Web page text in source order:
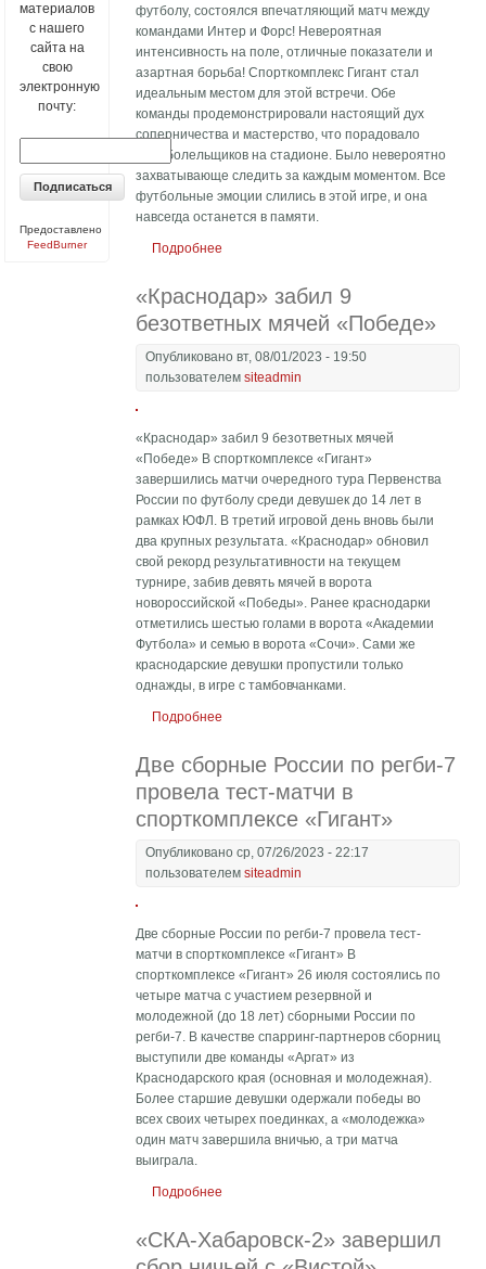
футболу, состоялся впечатляющий матч между
командами Интер и Форс! Невероятная
интенсивность на поле, отличные показатели и
азартная борьба! Спорткомплекс Гигант стал
идеальным местом для этой встречи. Обе
команды продемонстрировали настоящий дух
соперничества и мастерство, что порадовало
всех болельщиков на стадионе. Было невероятно
захватывающе следить за каждым моментом. Все
футбольные эмоции слились в этой игре, и она
навсегда останется в памяти.
Подробнее
«Краснодар» забил 9
безответных мячей «Победе»
Опубликовано вт, 08/01/2023 - 19:50
пользователемsiteadmin
«Краснодар» забил 9 безответных мячей
«Победе» В спорткомплексе «Гигант»
завершились матчи очередного тура Первенства
России по футболу среди девушек до 14 лет в
рамках ЮФЛ. В третий игровой день вновь были
два крупных результата. «Краснодар» обновил
свой рекорд результативности на текущем
турнире, забив девять мячей в ворота
новороссийской «Победы». Ранее краснодарки
отметились шестью голами в ворота «Академии
Футбола» и семью в ворота «Сочи». Сами же
краснодарские девушки пропустили только
однажды, в игре с тамбовчанками.
Подробнее
Две сборные России по регби-7
провела тест-матчи в
спорткомплексе «Гигант»
Опубликовано ср, 07/26/2023 - 22:17
пользователемsiteadmin
Две сборные России по регби-7 провела тест-
матчи в спорткомплексе «Гигант» В
спорткомплексе «Гигант» 26 июля состоялись по
четыре матча с участием резервной и
молодежной (до 18 лет) сборными России по
регби-7. В качестве спарринг-партнеров сборниц
выступили две команды «Аргат» из
Краснодарского края (основная и молодежная).
Более старшие девушки одержали победы во
всех своих четырех поединках, а «молодежка»
один матч завершила вничью, а три матча
выиграла.
Подробнее
«СКА-Хабаровск-2» завершил
материалов
с нашего
сайта на
свою
электронную
почту:
Предоставлено
FeedBurner